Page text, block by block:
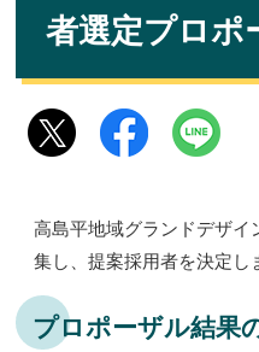
者選定プロポ
高島平地域グランドデザイ
集し、提案採用者を決定し
プロポーザル結果